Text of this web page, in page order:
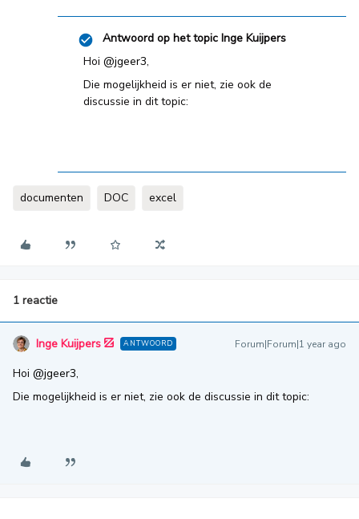
Antwoord op het topic Inge Kuijpers
Hoi ​ @jgeer3,
Die mogelijkheid is er niet, zie ook de
discussie in dit topic:
documenten DOC excel
1 reactie
Inge Kuijpers ANTWOORD Forum|Forum|1 year ago
Hoi ​ @jgeer3,
Die mogelijkheid is er niet, zie ook de discussie in dit topic: